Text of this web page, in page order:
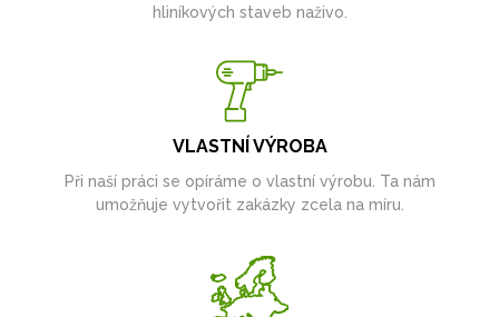
hliníkových staveb naživo.
VLASTNÍ VÝROBA
Při naší práci se opíráme o vlastní výrobu. Ta nám
umožňuje vytvořit zakázky zcela na míru.